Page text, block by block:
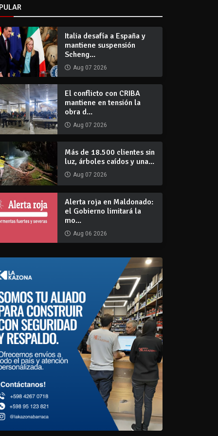
Italia desafía a España y
mantiene suspensión
Scheng...
Aug 07 2026
El conflicto con CRIBA
mantiene en tensión la
obra d...
Aug 07 2026
Más de 18.500 clientes sin
luz, árboles caídos y una...
Aug 07 2026
Alerta roja en Maldonado:
el Gobierno limitará la
mo...
Aug 06 2026